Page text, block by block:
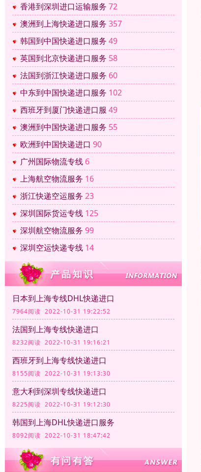
香港到深圳进口运输服务 72
澳洲到上海快递进口服务 357
韩国到中国快递进口服务 49
英国到北京快递进口服务 58
法国到浙江快递进口服务 60
中东到中国快递进口服务 102
西班牙到厦门快递进口服 49
澳洲到中国快递进口服务 55
欧洲到中国快递进口 90
广州国际物流专线 6
上海航空物流服务 16
浙江快递空运服务 23
深圳国际货运专线 125
深圳航空物流服务 99
深圳空运快递专线 14
日本到上海专线DHL快递进口
7964阅读 2022-10-31 19:22:52
法国到上海专线快递进口
8232阅读 2022-10-31 19:16:21
西班牙到上海专线快递进口
8155阅读 2022-10-31 19:13:30
意大利到深圳专线快递进口
8225阅读 2022-10-31 19:12:30
韩国到上海DHL快递进口服务
8092阅读 2022-10-31 18:47:42